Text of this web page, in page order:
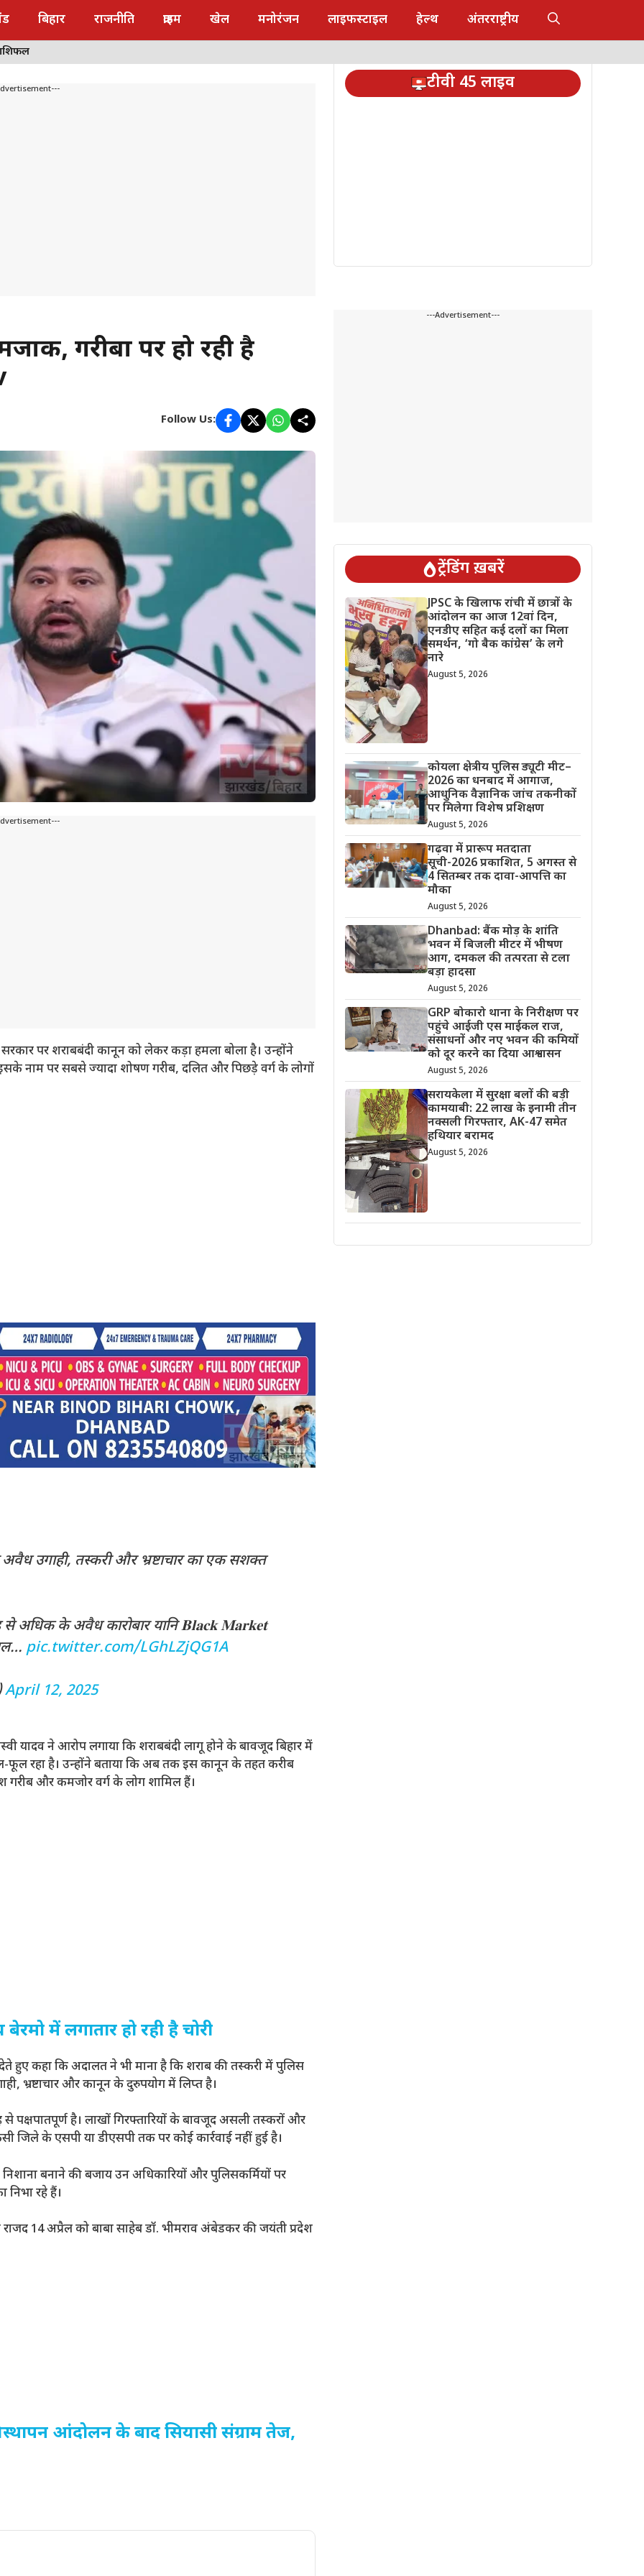
बिहार राजनीति क्राइम खेल मनोरंजन लाइफस्टाइल हेल्थ अंतरराष्ट्रीय
गरीबों पर हो रही है
Follow Us:
पर शराबबंदी कानून को लेकर कड़ा हमला बोला है। उन्होंने
नाम पर सबसे ज्यादा शोषण गरीब, दलित और पिछड़े वर्ग के लोगों
उगाही, तस्करी और भ्रष्टाचार का एक सशक्त
से अधिक के अवैध कारोबार यानि 𝐁𝐥𝐚𝐜𝐤 𝐌𝐚𝐫𝐤𝐞𝐭
pic.twitter.com/LGhLZjQG1A
April 12, 2025
यादव ने आरोप लगाया कि शराबबंदी लागू होने के बावजूद बिहार में
रहा है। उन्होंने बताया कि अब तक इस कानून के तहत करीब
गरीब और कमजोर वर्ग के लोग शामिल हैं।
में लगातार हो रही है चोरी
हुए कहा कि अदालत ने भी माना है कि शराब की तस्करी में पुलिस
भ्रष्टाचार और कानून के दुरुपयोग में लिप्त है।
से पक्षपातपूर्ण है। लाखों गिरफ्तारियों के बावजूद असली तस्करों और
जिले के एसपी या डीएसपी तक पर कोई कार्रवाई नहीं हुई है।
बनाने की बजाय उन अधिकारियों और पुलिसकर्मियों पर
निभा रहे हैं।
14 अप्रैल को बाबा साहेब डॉ. भीमराव अंबेडकर की जयंती प्रदेश
आंदोलन के बाद सियासी संग्राम तेज,
टीवी 45 लाइव
---Advertisement---
ट्रेंडिंग ख़बरें
JPSC के खिलाफ रांची में छात्रों के
आंदोलन का आज 12वां दिन,
एनडीए सहित कई दलों का मिला
समर्थन, ‘गो बैक कांग्रेस’ के लगे
नारे
August 5, 2026
कोयला क्षेत्रीय पुलिस ड्यूटी मीट–
2026 का धनबाद में आगाज,
आधुनिक वैज्ञानिक जांच तकनीकों
पर मिलेगा विशेष प्रशिक्षण
August 5, 2026
गढ़वा में प्रारूप मतदाता
सूची-2026 प्रकाशित, 5 अगस्त से
4 सितम्बर तक दावा-आपत्ति का
मौका
August 5, 2026
Dhanbad: बैंक मोड़ के शांति
भवन में बिजली मीटर में भीषण
आग, दमकल की तत्परता से टला
बड़ा हादसा
August 5, 2026
GRP बोकारो थाना के निरीक्षण पर
पहुंचे आईजी एस माईकल राज,
संसाधनों और नए भवन की कमियों
को दूर करने का दिया आश्वासन
August 5, 2026
सरायकेला में सुरक्षा बलों की बड़ी
कामयाबी: 22 लाख के इनामी तीन
नक्सली गिरफ्तार, AK-47 समेत
हथियार बरामद
August 5, 2026